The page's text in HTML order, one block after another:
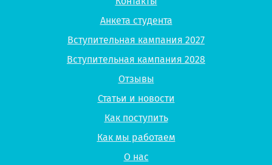
Анкета студента
Вступительная кампания 2027
Вступительная кампания 2028
Отзывы
Статьи и новости
Как поступить
Как мы работаем
О нас